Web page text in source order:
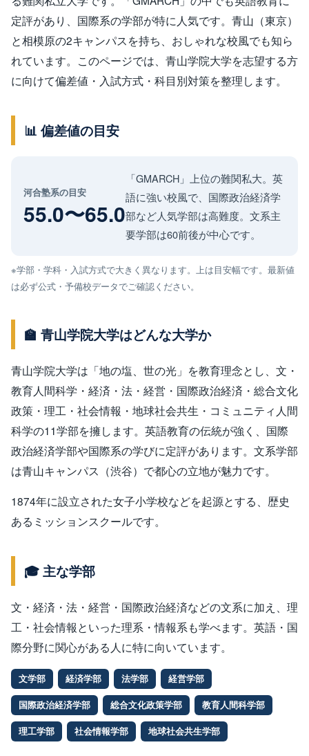
定評があり、国際系の学部が特に人気です。青山（東京）
と相模原の2キャンパスを持ち、おしゃれな校風でも知ら
れています。このページでは、青山学院大学を志望する方
に向けて偏差値・入試方式・科目別対策を整理します。
📊 偏差値の目安
河合塾系の目安
55.0〜65.0
「GMARCH」上位の難関私大。英
語に強い校風で、国際政治経済学
部など人気学部は高難度。文系主
要学部は60前後が中心です。
※学部・学科・入試方式で大きく異なります。上は目安幅です。最新値
は必ず公式・予備校データでご確認ください。
🏫 青山学院大学はどんな大学か
青山学院大学は「地の塩、世の光」を教育理念とし、文・
教育人間科学・経済・法・経営・国際政治経済・総合文化
政策・理工・社会情報・地球社会共生・コミュニティ人間
科学の11学部を擁します。英語教育の伝統が強く、国際
政治経済学部や国際系の学びに定評があります。文系学部
は青山キャンパス（渋谷）で都心の立地が魅力です。
1874年に設立された女子小学校などを起源とする、歴史
あるミッションスクールです。
🎓 主な学部
文・経済・法・経営・国際政治経済などの文系に加え、理
工・社会情報といった理系・情報系も学べます。英語・国
際分野に関心がある人に特に向いています。
文学部 経済学部 法学部 経営学部
国際政治経済学部 総合文化政策学部 教育人間科学部
理工学部 社会情報学部 地球社会共生学部